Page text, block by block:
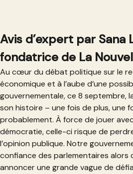
Avis d’expert par
fondatrice de La
Au cœur du débat politique sur le
économique et à l’aube d’une
gouvernementale, ce 8 septembre,
son histoire – une fois de plus, une
probablement. À force de jouer
démocratie, celle-ci risque de
l’opinion publique. Notre
confiance des parlementaires alors
annoncer une grande vague de